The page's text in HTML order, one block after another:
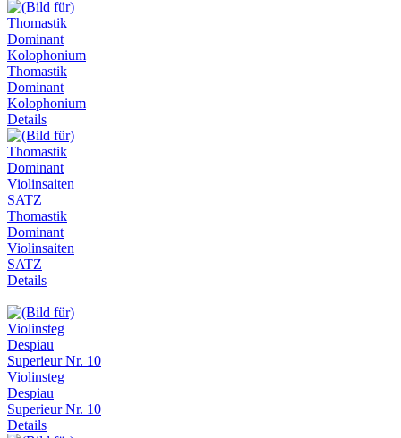
Thomastik
Dominant
Kolophonium
Details
Thomastik
Dominant
Violinsaiten
SATZ
Details
Violinsteg
Despiau
Superieur Nr. 10
Details